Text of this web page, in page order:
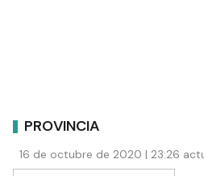
PROVINCIA
16 de octubre de 2020 | 23:26